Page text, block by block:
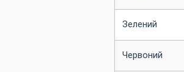
Зелений
Червоний